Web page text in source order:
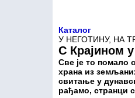
Каталог
У НЕГОТИНУ, НА
С Крајином
Све је то помало
храна из
свитање у
рађамо, странци